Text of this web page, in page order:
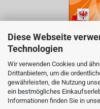
Diese Webseite
Technologien
Wir verwenden Cookies und
Drittanbietern, um die
gewährleisten, die Nutzung
ein bestmögliches
Informationen finden Sie in
5% auf viele im
ZAHLUNGSARTEN